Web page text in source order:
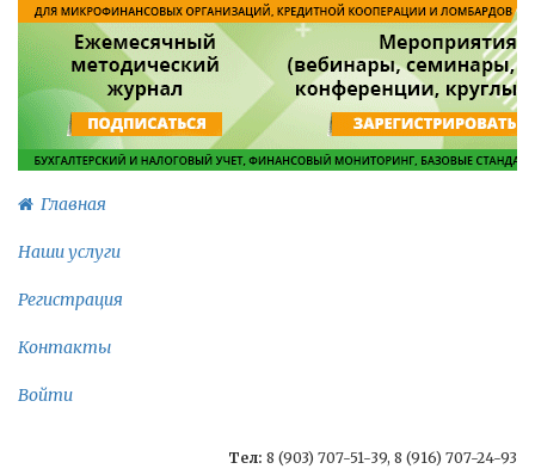
Главная
Наши услуги
Регистрация
Контакты
Войти
Тел: 8 (903) 707-51-39, 8 (916) 707-24-93